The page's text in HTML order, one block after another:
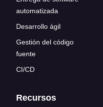
automatizada
Desarrollo ágil
Gestión del código
fuente
CI/CD
Recursos